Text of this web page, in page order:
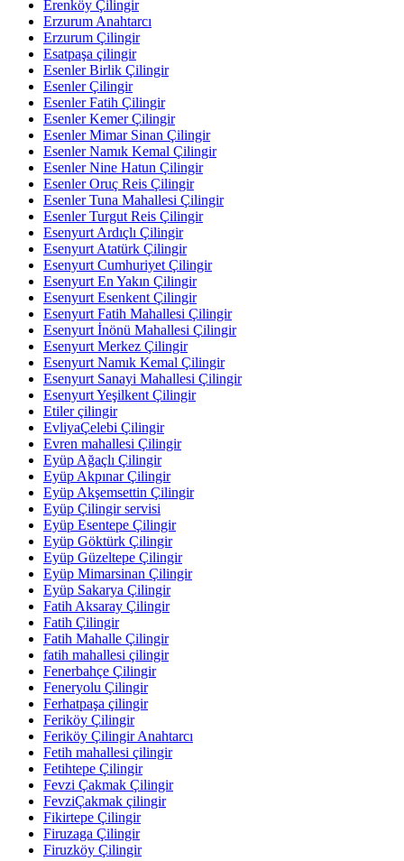
Erenköy Çilingir
Erzurum Anahtarcı
Erzurum Çilingir
Esatpaşa çilingir
Esenler Birlik Çilingir
Esenler Çilingir
Esenler Fatih Çilingir
Esenler Kemer Çilingir
Esenler Mimar Sinan Çilingir
Esenler Namık Kemal Çilingir
Esenler Nine Hatun Çilingir
Esenler Oruç Reis Çilingir
Esenler Tuna Mahallesi Çilingir
Esenler Turgut Reis Çilingir
Esenyurt Ardıçlı Çilingir
Esenyurt Atatürk Çilingir
Esenyurt Cumhuriyet Çilingir
Esenyurt En Yakın Çilingir
Esenyurt Esenkent Çilingir
Esenyurt Fatih Mahallesi Çilingir
Esenyurt İnönü Mahallesi Çilingir
Esenyurt Merkez Çilingir
Esenyurt Namık Kemal Çilingir
Esenyurt Sanayi Mahallesi Çilingir
Esenyurt Yeşilkent Çilingir
Etiler çilingir
EvliyaÇelebi Çilingir
Evren mahallesi Çilingir
Eyüp Ağaçlı Çilingir
Eyüp Akpınar Çilingir
Eyüp Akşemsettin Çilingir
Eyüp Çilingir servisi
Eyüp Esentepe Çilingir
Eyüp Göktürk Çilingir
Eyüp Güzeltepe Çilingir
Eyüp Mimarsinan Çilingir
Eyüp Sakarya Çilingir
Fatih Aksaray Çilingir
Fatih Çilingir
Fatih Mahalle Çilingir
fatih mahallesi çilingir
Fenerbahçe Çilingir
Feneryolu Çilingir
Ferhatpaşa çilingir
Feriköy Çilingir
Feriköy Çilingir Anahtarcı
Fetih mahallesi çilingir
Fetihtepe Çilingir
Fevzi Çakmak Çilingir
FevziÇakmak çilingir
Fikirtepe Çilingir
Firuzaga Çilingir
Firuzköy Çilingir